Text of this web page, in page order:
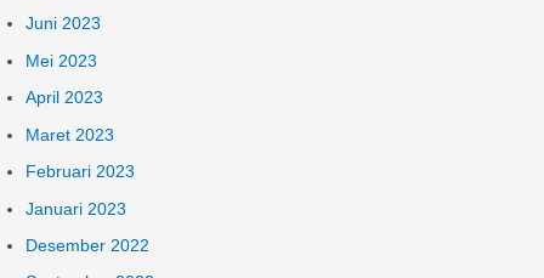
Juni 2023
Mei 2023
April 2023
Maret 2023
Februari 2023
Januari 2023
Desember 2022